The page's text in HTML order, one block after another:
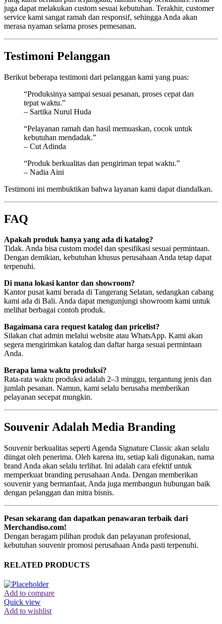
juga dapat melakukan custom sesuai kebutuhan. Terakhir, customer
service kami sangat ramah dan responsif, sehingga Anda akan
merasa nyaman selama proses pemesanan.
Testimoni Pelanggan
Berikut beberapa testimoni dari pelanggan kami yang puas:
“Produksinya sampai sesuai pesanan, proses cepat dan
tepat waktu.”
– Sartika Nurul Huda
“Pelayanan ramah dan hasil memuaskan, cocok untuk
kebutuhan mendadak.”
– Cut Adinda
“Produk berkualitas dan pengiriman tepat waktu.”
– Nadia Aini
Testimoni ini membuktikan bahwa layanan kami dapat diandalkan.
FAQ
Apakah produk hanya yang ada di katalog?
Tidak. Anda bisa custom model dan spesifikasi sesuai permintaan.
Dengan demikian, kebutuhan khusus perusahaan Anda tetap dapat
terpenuhi.
Di mana lokasi kantor dan showroom?
Kantor pusat kami berada di Tangerang Selatan, sedangkan cabang
kami ada di Bali. Anda dapat mengunjungi showroom kami untuk
melihat berbagai contoh produk.
Bagaimana cara request katalog dan pricelist?
Silakan chat admin melalui website atau WhatsApp. Kami akan
segera mengirimkan katalog dan daftar harga sesuai permintaan
Anda.
Berapa lama waktu produksi?
Rata-rata waktu produksi adalah 2–3 minggu, tergantung jenis dan
jumlah pesanan. Namun, kami selalu berusaha memberikan
pelayanan secepat mungkin.
Souvenir Adalah Media Branding
Souvenir berkualitas seperti Agenda Signature Classic akan selalu
diingat oleh penerima. Oleh karena itu, setiap kali digunakan, nama
brand Anda akan selalu terlihat. Ini adalah cara efektif untuk
memperkuat branding perusahaan Anda. Dengan memberikan
souvenir yang bermanfaat, Anda juga membangun hubungan baik
dengan pelanggan dan mitra bisnis.
Pesan sekarang dan dapatkan penawaran terbaik dari
Merchandiso.com!
Dengan beragam pilihan produk dan pelayanan profesional,
kebutuhan souvenir promosi perusahaan Anda pasti terpenuhi.
RELATED PRODUCTS
Add to compare
Quick view
Add to wishlist